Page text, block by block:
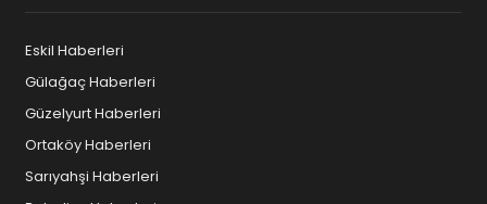
Eskil Haberleri
Gülağaç Haberleri
Güzelyurt Haberleri
Ortaköy Haberleri
Sarıyahşi Haberleri